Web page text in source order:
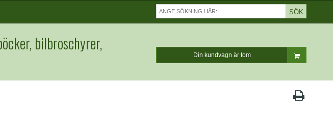
SÖK
bilbroschyrer,
Din kundvagn är tom